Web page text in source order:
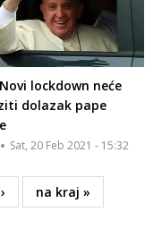
lockdown neće
dolazak pape
Sat, 20 Feb 2021 - 15:32
Last
page
na kraj »